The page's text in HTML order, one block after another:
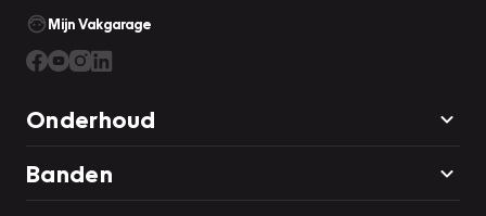
Mijn Vakgarage
Onderhoud
Banden